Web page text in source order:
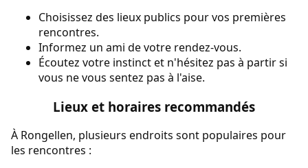
Choisissez des lieux publics pour vos premières
rencontres.
Informez un ami de votre rendez-vous.
Écoutez votre instinct et n'hésitez pas à partir si
vous ne vous sentez pas à l'aise.
Lieux et horaires recommandés
À Rongellen, plusieurs endroits sont populaires pour
les rencontres :